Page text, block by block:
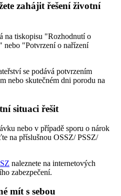
zahájit řešení životní
na tiskopisu "Rozhodnutí o
nebo "Potvrzení o nařízení
se podává potvrzením
nebo skutečném dni porodu na
situaci řešit
nebo v případě sporu o nárok
na příslušnou OSSZ/ PSSZ/
naleznete na internetových
zabezpečení.
mít s sebou